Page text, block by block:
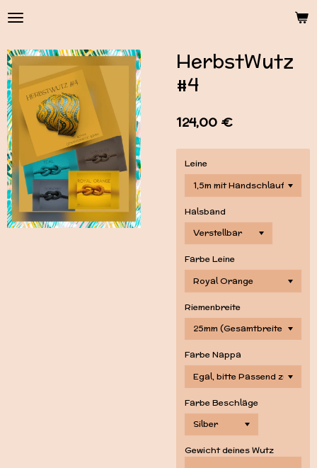
Zum
Hauptinhalt
HerbstWutz
#4
124,00 €
Leine
Halsband
Farbe Leine
Riemenbreite
Farbe Nappa
Farbe Beschläge
Gewicht deines Wutz